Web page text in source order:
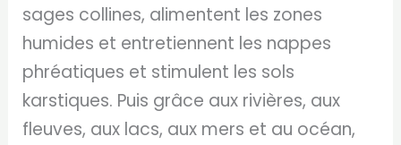
sages collines, alimentent les zones
humides et entretiennent les nappes
phréatiques et stimulent les sols
karstiques. Puis grâce aux rivières, aux
fleuves, aux lacs, aux mers et au océan,